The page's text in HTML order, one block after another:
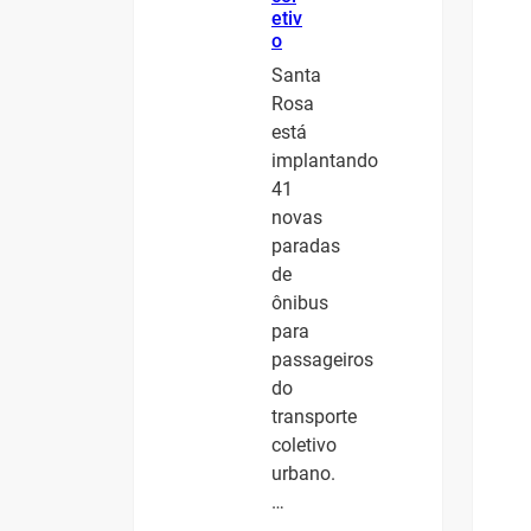
etiv
o
Santa
Rosa
está
implantando
41
novas
paradas
de
ônibus
para
passageiros
do
transporte
coletivo
urbano.
…